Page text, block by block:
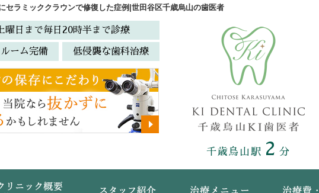
セラミッククラウンで修復した症例|世田谷区千歳烏山の歯医者
曜日まで毎日20時半まで診療
ーム完備 低侵襲な歯科治療
千歳烏山駅 2 分
クリニック概要(初めての方へ)
スタッフ紹介 治療メニュー